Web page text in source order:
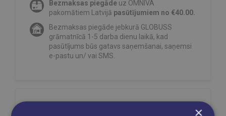
Bezmaksas piegāde uz OMNIVA
pakomātiem Latvijā pasūtījumiem no €40.00.
Bezmaksas piegāde jebkurā GLOBUSS
grāmatnīcā 1-5 darba dienu laikā, kad
pasūtījums būs gatavs saņemšanai, saņemsi
e-pastu un/ vai SMS.
×